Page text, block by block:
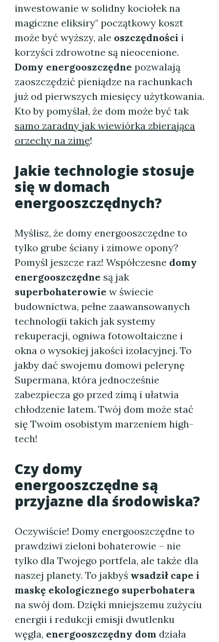
inwestowanie w solidny kociołek na
magiczne eliksiry" początkowy koszt
może być wyższy, ale oszczędności i
korzyści zdrowotne są nieocenione.
Domy energooszczędne pozwalają
zaoszczędzić pieniądze na rachunkach
już od pierwszych miesięcy użytkowania.
Kto by pomyślał, że dom może być tak
samo zaradny jak wiewiórka zbierająca
orzechy na zimę!
Jakie technologie stosuje
się w domach
energooszczędnych?
Myślisz, że domy energooszczędne to
tylko grube ściany i zimowe opony?
Pomyśl jeszcze raz! Współczesne domy
energooszczędne są jak
superbohaterowie w świecie
budownictwa, pełne zaawansowanych
technologii takich jak systemy
rekuperacji, ogniwa fotowoltaiczne i
okna o wysokiej jakości izolacyjnej. To
jakby dać swojemu domowi pelerynę
Supermana, która jednocześnie
zabezpiecza go przed zimą i ułatwia
chłodzenie latem. Twój dom może stać
się Twoim osobistym marzeniem high-
tech!
Czy domy
energooszczędne są
przyjazne dla środowiska?
Oczywiście! Domy energooszczędne to
prawdziwi zieloni bohaterowie – nie
tylko dla Twojego portfela, ale także dla
naszej planety. To jakbyś wsadził cape i
maskę ekologicznego superbohatera
na swój dom. Dzięki mniejszemu zużyciu
energii i redukcji emisji dwutlenku
węgla, energooszczędny dom działa